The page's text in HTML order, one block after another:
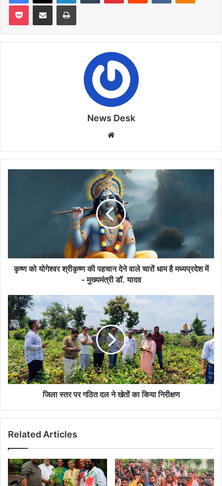
Pocket Share via Email Print
News Desk
चारों
धाम
में
-
मुख्यमंत्री
डॉ.
यादव
कृष्ण को योगेश्वर श्रीकृष्ण की पहचान देने वाले चारों धाम है मध्यप्रदेश में
- मुख्यमंत्री डॉ. यादव
जिला
स्‍तर
पर
गठित
दल
ने
खेतों
का
किया
जिला स्‍तर पर गठित दल ने खेतों का किया निरीक्षण
Related Articles